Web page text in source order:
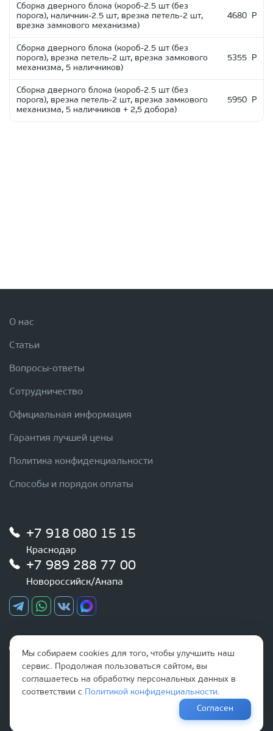
Сборка дверного блока (короб-2.5 шт (без
порога), наличник-2.5 шт, врезка петель-2 шт,
врезка замкового механизма)
4680 Р
Сборка дверного блока (короб-2.5 шт (без
порога), врезка петель-2 шт, врезка замкового
механизма, 5 наличников)
5355 Р
Сборка дверного блока (короб-2.5 шт (без
порога), врезка петель-2 шт, врезка замкового
механизма, 5 наличников + 2,5 добора)
5950 Р
О нас
Статьи
Вопросы-ответы
Сотрудничество
Официальная информация
Гарантия лучшей цены
Политика конфиденциальности
Способы и порядок оплаты
+7 918 080 15 15
Краснодар
+7 989 288 77 00
Новороссийск/Анапа
График работы
Ежедневно
с 9:00 до 20:00
Мы собираем cookies для того, чтобы улучшить наш
сервис. Продолжая пользоваться сайтом, вы
соглашаетесь на обработку персональных данных в
соответствии с
Политикой конфиденциальности.
Согласен